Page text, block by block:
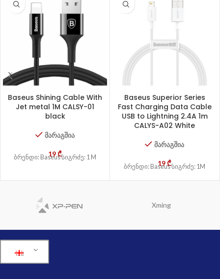
Baseus Shining Cable With
Jet metal 1M CALSY-01
black
მარაგშია
19₾
ბრენდი: Baseus სიგრძე: 1 M
Baseus Superior Series
Fast Charging Data Cable
USB to Lightning 2.4A 1m
CALYS-A02 White
მარაგშია
19₾
ბრენდი: Baseus სიგრძე: 1M
Xming